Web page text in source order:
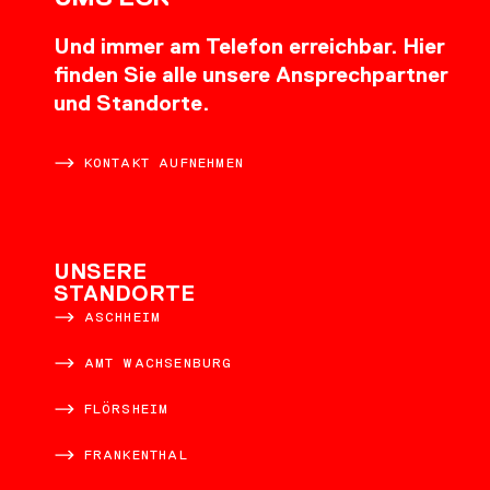
Und immer am Telefon erreichbar. Hier
finden Sie alle unsere Ansprechpartner
und Standorte.
KONTAKT AUFNEHMEN
UNSERE
STANDORTE
ASCHHEIM
AMT WACHSENBURG
FLÖRSHEIM
FRANKENTHAL